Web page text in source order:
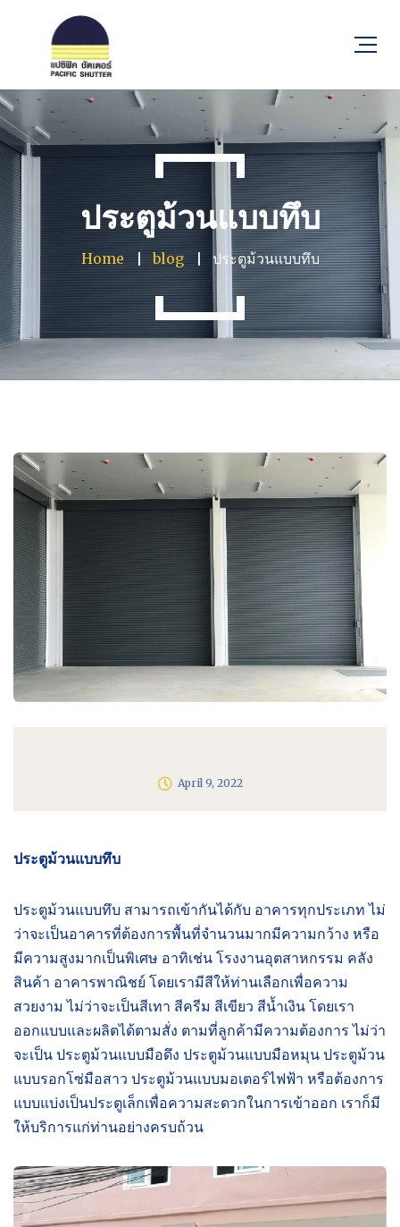
ประตูม้วนแบบทึบ
Home blog ประตูม้วนแบบทึบ
April 9, 2022
ประตูม้วนแบบทึบ
ประตูม้วนแบบทึบ สามารถเข้ากันได้กับ อาคารทุกประเภท ไม่
ว่าจะเป็นอาคารที่ต้องการพื้นที่จำนวนมากมีความกว้าง หรือ
มีความสูงมากเป็นพิเศษ อาทิเช่น โรงงานอุตสาหกรรม คลัง
สินค้า อาคารพาณิชย์ โดยเรามีสีให้ท่านเลือกเพื่อความ
สวยงาม ไม่ว่าจะเป็นสีเทา สีครีม สีเขียว สีน้ำเงิน โดยเรา
ออกแบบและผลิตได้ตามสั่ง ตามที่ลูกค้ามีความต้องการ ไม่ว่า
จะเป็น ประตูม้วนแบบมือดึง ประตูม้วนแบบมือหมุน ประตูม้วน
แบบรอกโซ่มือสาว ประตูม้วนแบบมอเตอร์ไฟฟ้า หรือต้องการ
แบบแบ่งเป็นประตูเล็กเพื่อความสะดวกในการเข้าออก เราก็มี
ให้บริการแก่ท่านอย่างครบถ้วน